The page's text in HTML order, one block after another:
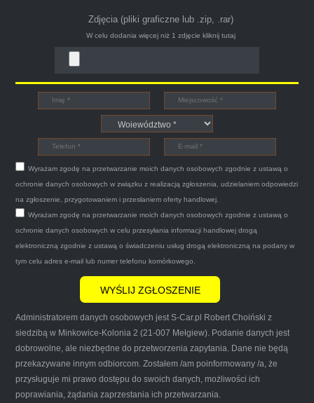
Witam,ja jestem bardzo zadowolona z usługi S-
Car.pl sprzedałam swoją wysłużoną corsinę
tego samego dnia miły grzeczny pan przyjechał
po trzech godzinach autolawetą sprawnie
zapakował auto wypisał dokumenty i wypłacił
gotówkę.Zdecydowanie mogę polecić tą firmę
mnie do skorzystania z ich usług przekonało to
że są na FACEBOOKU i każdy tam może
wyrazić opinię na ich temat.
Iwona Górska
Zdjęcia (pliki graficzne lub .zip, .rar)
W celu dodania więcej niż 1 zdjęcie kliknij tutaj
Wyrażam zgodę na przetwarzanie moich danych osobowych zgodnie z ustawą o
ochronie danych osobowych w związku z realizacją zgłoszenia, udzielaniem odpowiedzi
na zgłoszenie, przygotowaniem i przesłaniem oferty handlowej.
Wyrażam zgodę na przetwarzanie moich danych osobowych zgodnie z ustawą o
ochronie danych osobowych w celu przesyłania informacji handlowej drogą
elektroniczną zgodnie z ustawą o świadczeniu usług drogą elektroniczną na podany w
tym celu adres e-mail lub numer telefonu komórkowego.
Administratorem danych osobowych jest S-Car.pl Robert Choiński z
siedzibą w Minkowice-Kolonia 2 (21-007 Mełgiew). Podanie danych jest
dobrowolne, ale niezbędne do przetworzenia zapytania. Dane nie będą
przekazywane innym odbiorcom. Zostałem /am poinformowany /a, że
przysługuje mi prawo dostępu do swoich danych, możliwości ich
poprawiania, żądania zaprzestania ich przetwarzania.